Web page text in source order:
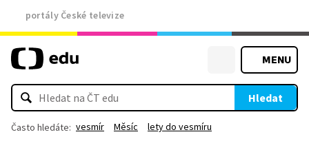
portály České televize
MENU
Hledat
Často hledáte: vesmír Měsíc lety do vesmíru